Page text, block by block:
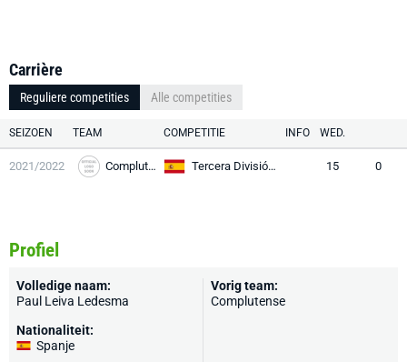
Carrière
Reguliere competities Alle competities
SEIZOEN TEAM COMPETITIE INFO WED.
2021/2022 Complutense Tercera División RFEF 15 0
Profiel
Volledige naam:
Paul Leiva Ledesma
Nationaliteit:
Spanje
Vorig team:
Complutense